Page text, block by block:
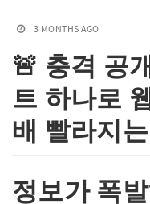
3 MONTHS AGO
🚨 충격 공
트 하나로
배 빨라지
정보가 폭